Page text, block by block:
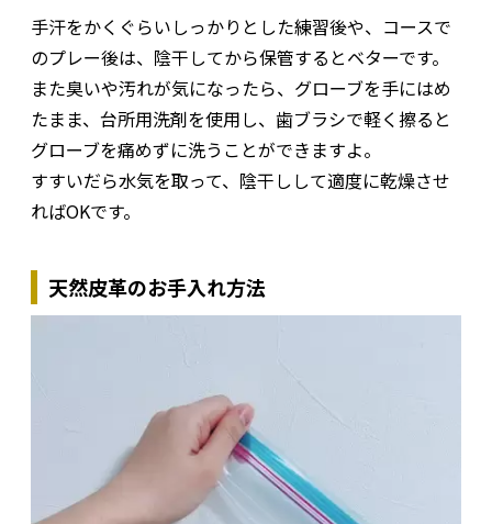
手汗をかくぐらいしっかりとした練習後や、コースで
のプレー後は、陰干してから保管するとベターです。
また臭いや汚れが気になったら、グローブを手にはめ
たまま、台所用洗剤を使用し、歯ブラシで軽く擦ると
グローブを痛めずに洗うことができますよ。
すすいだら水気を取って、陰干しして適度に乾燥させ
ればOKです。
天然皮革のお手入れ方法